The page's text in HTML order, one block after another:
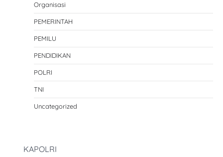
Organisasi
PEMERINTAH
PEMILU
PENDIDIKAN
POLRI
TNI
Uncategorized
KAPOLRI